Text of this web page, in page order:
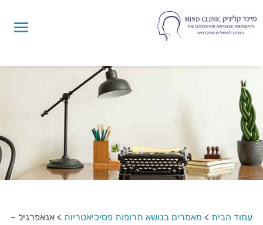
עמוד הבית > מאמרים בנושא תרופות פסיכיאטריות > אנאפרניל –